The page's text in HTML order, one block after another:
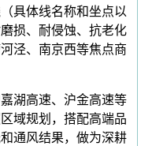
具体线名称和坐点以
损、耐侵蚀、抗老化
泾、南京西等焦点商
湖高速、沪金高速等
域规划，搭配高端品
通风结果，做为深耕